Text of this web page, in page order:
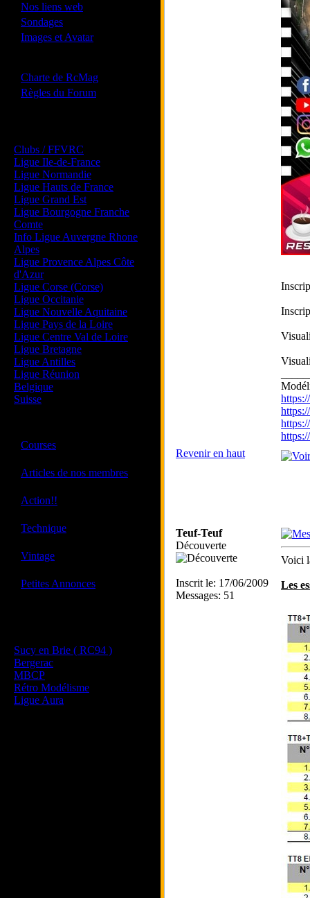
Nos liens web
Sondages
Images et Avatar
Charte de RcMag
Règles du Forum
Clubs / FFVRC
Ligue Ile-de-France
Ligue Normandie
Ligue Hauts de France
Ligue Grand Est
Ligue Bourgogne Franche
Comte
Info Ligue Auvergne Rhone
Alpes
Ligue Provence Alpes Côte
d'Azur
Ligue Corse (Corse)
Ligue Occitanie
Ligue Nouvelle Aquitaine
Ligue Pays de la Loire
Ligue Centre Val de Loire
Ligue Bretagne
Ligue Antilles
Ligue Réunion
Belgique
Suisse
Courses
Articles de nos membres
Action!!
Technique
Vintage
Petites Annonces
Sucy en Brie ( RC94 )
Bergerac
MBCP
Rétro Modélisme
Ligue Aura
Revenir en haut
Teuf-Teuf
Découverte
Inscrit le: 17/06/2009
Messages: 51
Voici
Les